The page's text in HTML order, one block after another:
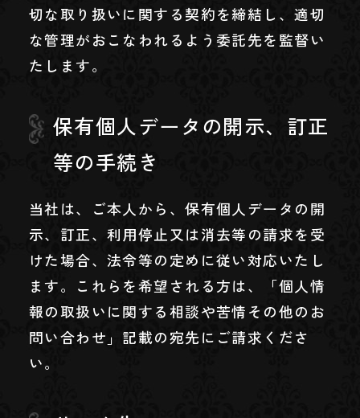
切な取り扱いに関する契約を締結し、適切
な管理がおこなわれるよう委託先を監督い
たします。
保有個人データの開示、訂正
等の手続き
当社は、ご本人から、保有個人データの開
示、訂正、利用停止又は消去等の請求を受
けた場合、法令等の定めに従い対応いたし
ます。これらを希望される方は、「個人情
報の取扱いに関する相談や苦情その他のお
問い合わせ」記載の宛先にご請求くださ
い。